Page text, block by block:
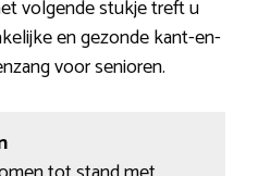
volgende stukje treft u
en gezonde kant-en-
voor senioren.